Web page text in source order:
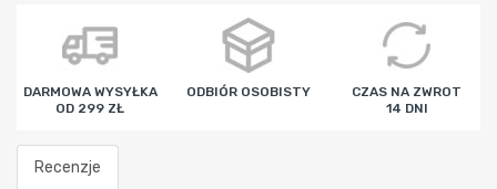
DARMOWA WYSYŁKA
OD 299 ZŁ
ODBIÓR OSOBISTY
CZAS NA ZWROT
14 DNI
Recenzje